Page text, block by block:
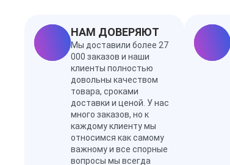
НАМ ДОВЕРЯЮТ
Мы доставили более 27
000 заказов и наши
клиенты полностью
довольны качеством
товара, сроками
доставки и ценой. У нас
много заказов, но к
каждому клиенту мы
относимся как самому
важному и все спорные
вопросы мы всегда